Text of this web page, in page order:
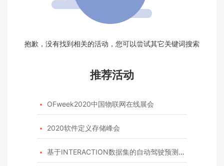
抱歉，没有找到相关的活动，您可以尝试其它关键词搜索
推荐活动
 OFweek2020中国物联网在线展会
 2020软件定义存储峰会
 基于INTERACTION数据集的自动驾驶预测模型挑战赛